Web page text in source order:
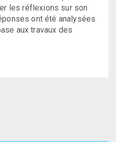
les réflexions sur son
ont été analysées
aux travaux des